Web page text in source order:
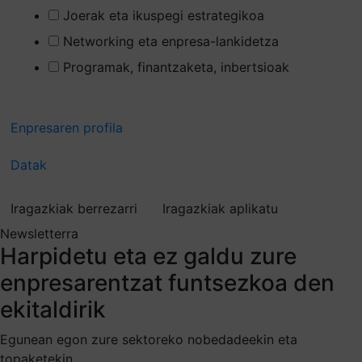
Joerak eta ikuspegi estrategikoa
Networking eta enpresa-lankidetza
Programak, finantzaketa, inbertsioak
Enpresaren profila
Datak
Iragazkiak berrezarri
Iragazkiak aplikatu
Newsletterra
Harpidetu eta ez galdu zure
enpresarentzat funtsezkoa den
ekitaldirik
Egunean egon zure sektoreko nobedadeekin eta
topaketekin